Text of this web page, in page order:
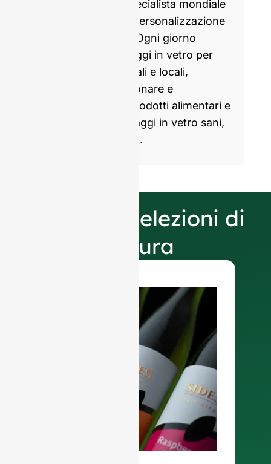
GlassRock è uno specialista mondiale
nella produzione e personalizzazione
di bottiglie di vetro. Ogni giorno
produciamo imballaggi in vetro per
marchi partner globali e locali,
aiutandoli a confezionare e
commercializzare prodotti alimentari e
bevande con imballaggi in vetro sani,
attraenti e sostenibili.
Le nostre selezioni di
finitura